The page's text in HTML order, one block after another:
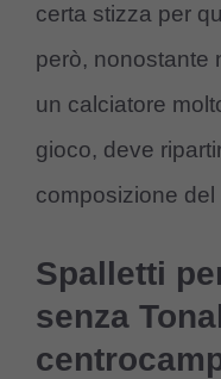
certa stizza per
però, nonostante
un calciatore
gioco, deve
composizione
Spalletti
senza